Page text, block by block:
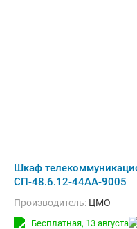
Шкаф
СП-48.6.12-44АА-9005
Производитель: ЦМО
Бесплатная, 13 августа